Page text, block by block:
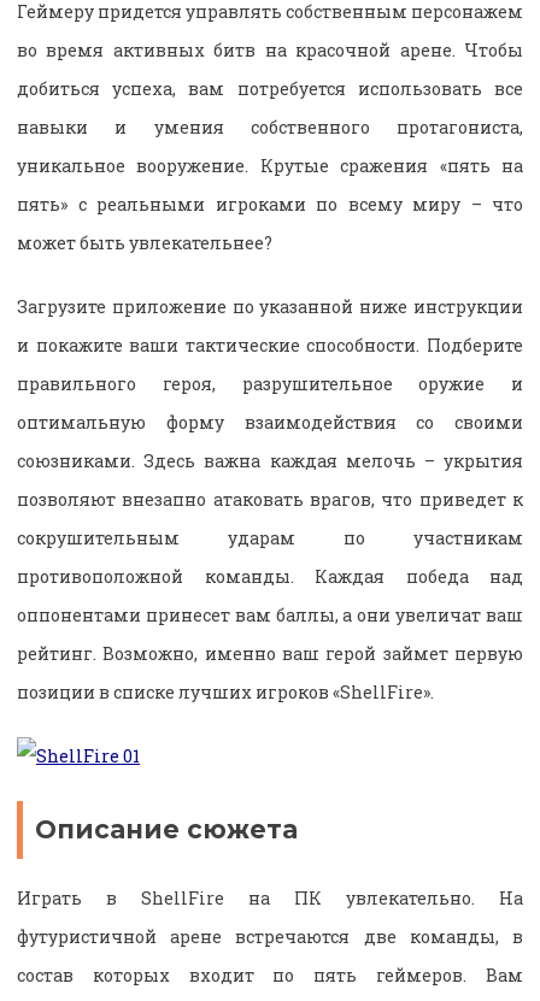
Геймеру придется управлять собственным персонажем
во время активных битв на красочной арене. Чтобы
добиться успеха, вам потребуется использовать все
навыки и умения собственного протагониста,
уникальное вооружение. Крутые сражения «пять на
пять» с реальными игроками по всему миру – что
может быть увлекательнее?
Загрузите приложение по указанной ниже инструкции
и покажите ваши тактические способности. Подберите
правильного героя, разрушительное оружие и
оптимальную форму взаимодействия со своими
союзниками. Здесь важна каждая мелочь – укрытия
позволяют внезапно атаковать врагов, что приведет к
сокрушительным ударам по участникам
противоположной команды. Каждая победа над
оппонентами принесет вам баллы, а они увеличат ваш
рейтинг. Возможно, именно ваш герой займет первую
позиции в списке лучших игроков «ShellFire».
Описание сюжета
Играть в ShellFire на ПК увлекательно. На
футуристичной арене встречаются две команды, в
состав которых входит по пять геймеров. Вам